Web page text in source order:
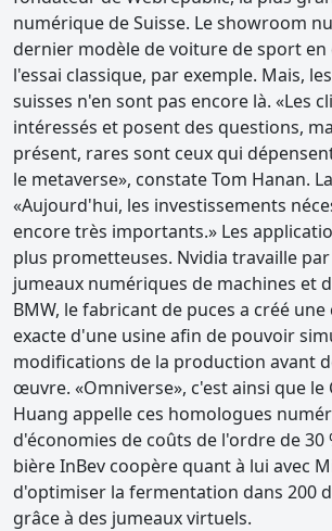
numérique de Suisse. Le showroom
dernier modèle de voiture de sport
l'essai classique, par exemple. Mais,
suisses n'en sont pas encore là. «Les
intéressés et posent des questions,
présent, rares sont ceux qui
le metaverse», constate Tom Hanan.
«Aujourd'hui, les investissements
encore très importants.» Les
plus prometteuses. Nvidia travaille
jumeaux numériques de machines et
BMW, le fabricant de puces a créé
exacte d'une usine afin de pouvoir
modifications de la production avant
œuvre. «Omniverse», c'est ainsi que le
Huang appelle ces homologues
d'économies de coûts de l'ordre de 30
bière InBev coopère quant à lui avec
d'optimiser la fermentation dans 200
grâce à des jumeaux virtuels.